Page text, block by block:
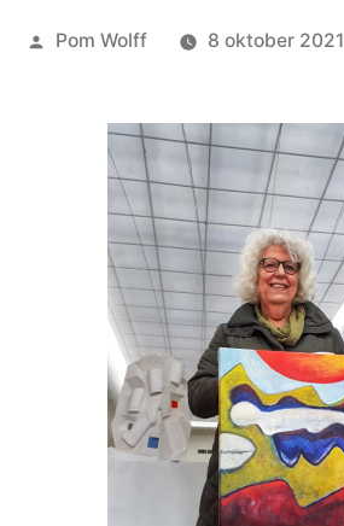
Geplaatst
Pom Wolff 8 oktober 2021